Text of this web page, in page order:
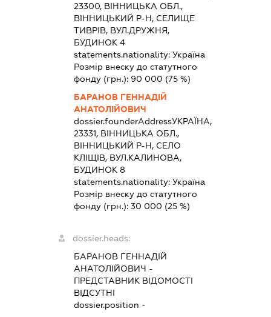
23300, ВІННИЦЬКА ОБЛ.,
ВІННИЦЬКИЙ Р-Н, СЕЛИЩЕ
ТИВРІВ, ВУЛ.ДРУЖНЯ,
БУДИНОК 4
statements.nationality: Україна
Розмір внеску до статутного
фонду (грн.): 90 000 (75 %)
БАРАНОВ ГЕННАДІЙ
АНАТОЛІЙОВИЧ
dossier.founderAddressУКРАЇНА,
23331, ВІННИЦЬКА ОБЛ.,
ВІННИЦЬКИЙ Р-Н, СЕЛО
КЛІЩІВ, ВУЛ.КАЛИНОВА,
БУДИНОК 8
statements.nationality: Україна
Розмір внеску до статутного
фонду (грн.): 30 000 (25 %)
dossier.heads:
БАРАНОВ ГЕННАДІЙ
АНАТОЛІЙОВИЧ -
ПРЕДСТАВНИК ВІДОМОСТІ
ВІДСУТНІ
dossier.position -